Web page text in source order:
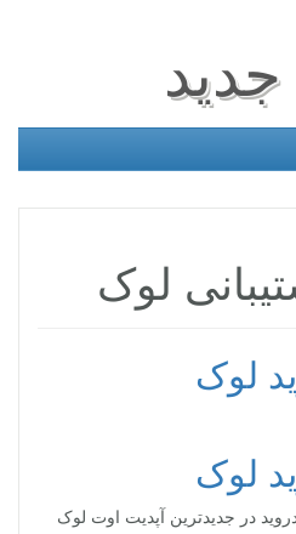
لوک
لوک
لوک
در جدیدترین آپدیت اوت لوک